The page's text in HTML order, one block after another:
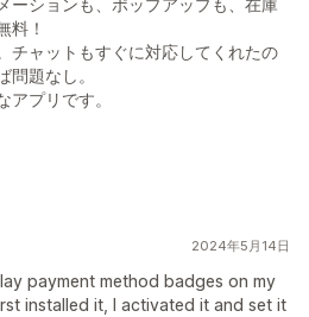
ーションも、ポップアップも、在庫
料！
チャットもすぐに対応してくれたの
問題なし。
プリです。
2024年5月14日
payment method badges on my
installed it, I activated it and set it